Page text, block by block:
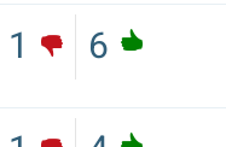
6
1